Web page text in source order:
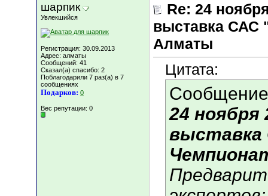
шарпик
Увлекшийся
Регистрация: 30.09.2013
Адрес: алматы
Сообщений: 41
Сказал(а) спасибо: 2
Поблагодарили 7 раз(а) в 7
сообщениях
Подарков: 0
Вес репутации: 0
Re: 24
выставка САС
Алматы
Цитата:
24 ноября
выставка